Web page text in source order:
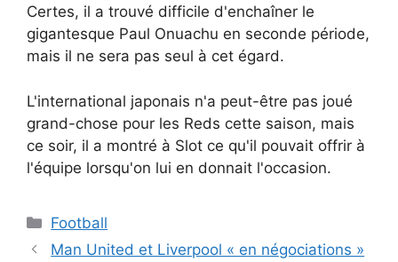
Certes, il a trouvé difficile d'enchaîner le
gigantesque Paul Onuachu en seconde période,
mais il ne sera pas seul à cet égard.
L'international japonais n'a peut-être pas joué
grand-chose pour les Reds cette saison, mais
ce soir, il a montré à Slot ce qu'il pouvait offrir à
l'équipe lorsqu'on lui en donnait l'occasion.
Catégories
Football
Man United et Liverpool « en négociations »